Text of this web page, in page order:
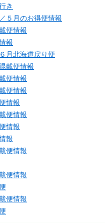
き
５月のお得便情報
便情報
報
月北海道戻り便
載便情報
便情報
便情報
情報
便情報
情報
報
便情報
便情報
便情報